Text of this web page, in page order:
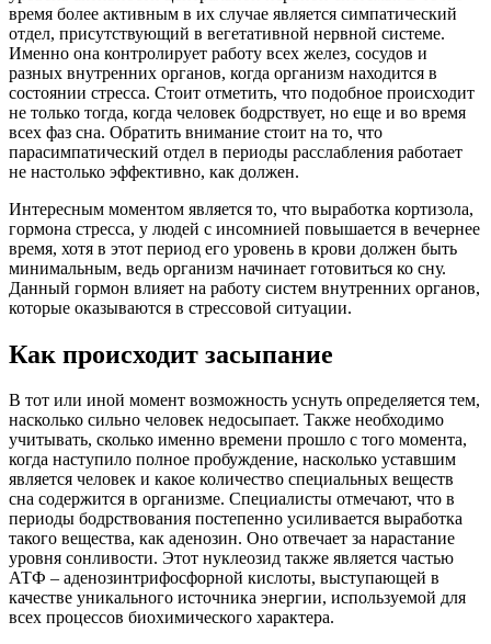
время более активным в их случае является симпатический
отдел, присутствующий в вегетативной нервной системе.
Именно она контролирует работу всех желез, сосудов и
разных внутренних органов, когда организм находится в
состоянии стресса. Стоит отметить, что подобное происходит
не только тогда, когда человек бодрствует, но еще и во время
всех фаз сна. Обратить внимание стоит на то, что
парасимпатический отдел в периоды расслабления работает
не настолько эффективно, как должен.
Интересным моментом является то, что выработка кортизола,
гормона стресса, у людей с инсомнией повышается в вечернее
время, хотя в этот период его уровень в крови должен быть
минимальным, ведь организм начинает готовиться ко сну.
Данный гормон влияет на работу систем внутренних органов,
которые оказываются в стрессовой ситуации.
Как происходит засыпание
В тот или иной момент возможность уснуть определяется тем,
насколько сильно человек недосыпает. Также необходимо
учитывать, сколько именно времени прошло с того момента,
когда наступило полное пробуждение, насколько уставшим
является человек и какое количество специальных веществ
сна содержится в организме. Специалисты отмечают, что в
периоды бодрствования постепенно усиливается выработка
такого вещества, как аденозин. Оно отвечает за нарастание
уровня сонливости. Этот нуклеозид также является частью
АТФ – аденозинтрифосфорной кислоты, выступающей в
качестве уникального источника энергии, используемой для
всех процессов биохимического характера.